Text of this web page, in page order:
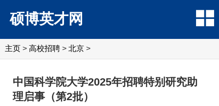
硕博英才网
主页 > 高校招聘 > 北京 >
中国科学院大学2025年招聘特别研究助
理启事（第2批）